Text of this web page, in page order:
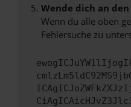
Wende dich an
Wenn du alle oben
Fehlersuche zu